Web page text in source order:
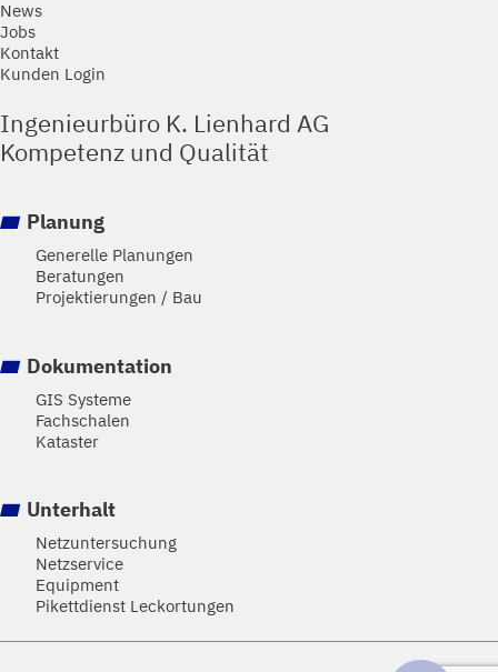
News
Jobs
Kontakt
Kunden Login
Ingenieurbüro K. Lienhard AG
Kompetenz und Qualität
Planung
Generelle Planungen
Beratungen
Projektierungen / Bau
Dokumentation
GIS Systeme
Fachschalen
Kataster
Unterhalt
Netzuntersuchung
Netzservice
Equipment
Pikettdienst Leckortungen